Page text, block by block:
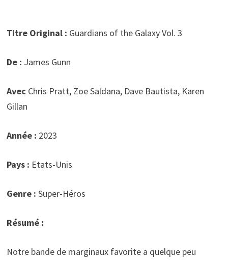
Titre Original : Guardians of the Galaxy Vol. 3
De : James Gunn
Avec Chris Pratt, Zoe Saldana, Dave Bautista, Karen
Gillan
Année : 2023
Pays : Etats-Unis
Genre : Super-Héros
Résumé :
Notre bande de marginaux favorite a quelque peu